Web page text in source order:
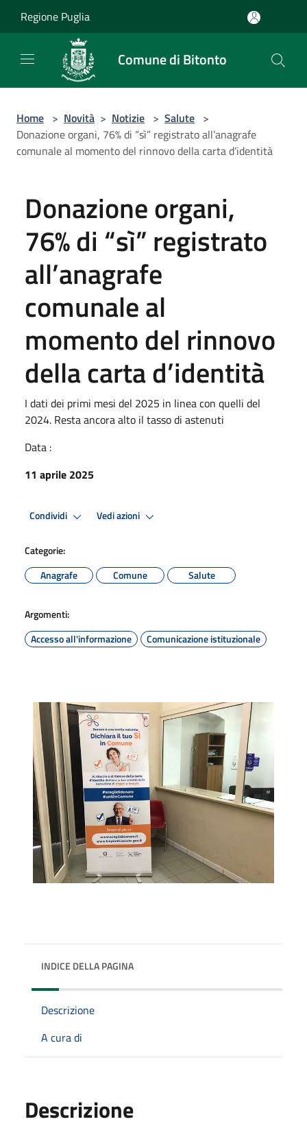
Regione Puglia
Comune di Bitonto
Home > Novità > Notizie > Salute >
Donazione organi, 76% di “sì” registrato all’anagrafe
comunale al momento del rinnovo della carta d’identità
Donazione organi,
76% di “sì” registrato
all’anagrafe
comunale al
momento del rinnovo
della carta d’identità
I dati dei primi mesi del 2025 in linea con quelli del
2024. Resta ancora alto il tasso di astenuti
Data :
11 aprile 2025
Condividi Vedi azioni
Categorie:
Anagrafe
Comune Salute
Argomenti:
Accesso all'informazione
Comunicazione istituzionale
INDICE DELLA PAGINA
Descrizione
A cura di
Descrizione